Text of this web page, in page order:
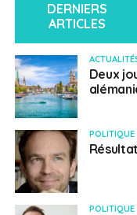
DERNIERS
ARTICLES
Deux
POLITIQUE
POLITIQUE